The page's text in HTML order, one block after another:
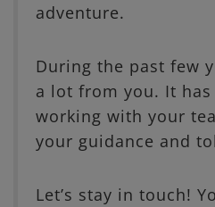
adventure.
During the past few
a lot from you. It
working with your
your guidance and
Let’s stay in touch!